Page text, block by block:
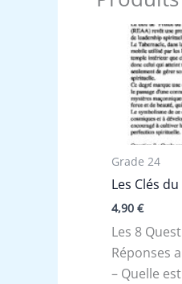
Grade 24
Les Clés
4,90€
Les 8
Réponses
– Quelle